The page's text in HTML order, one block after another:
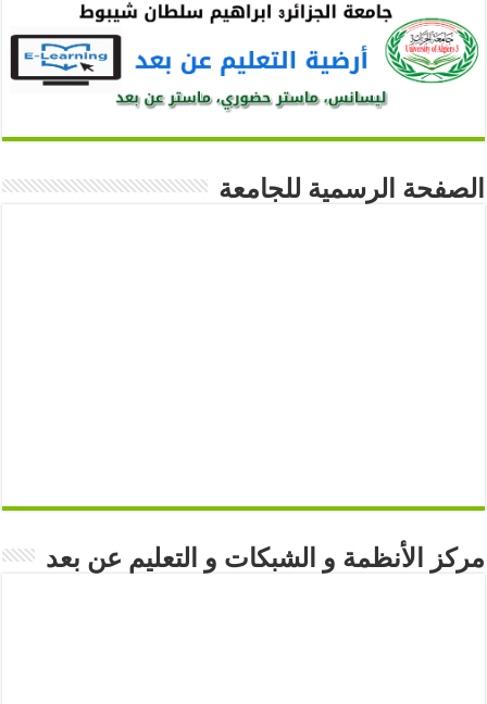
الصفحة الرسمية للجامعة
مركز الأنظمة و الشبكات و التعليم عن بعد